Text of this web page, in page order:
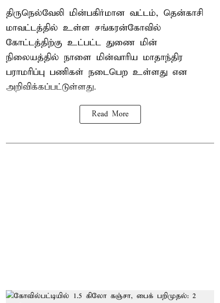
திருநெல்வேலி மின்பகிர்மான வட்டம், தென்காசி
மாவட்டத்தில் உள்ள சங்கரன்கோவில்
கோட்டத்திற்கு உட்பட்ட துணை மின்
நிலையத்தில் நாளை மின்வாரிய மாதாந்திர
பராமரிப்பு பணிகள் நடைபெற உள்ளது என
அறிவிக்கப்பட்டுள்ளது.
Read More